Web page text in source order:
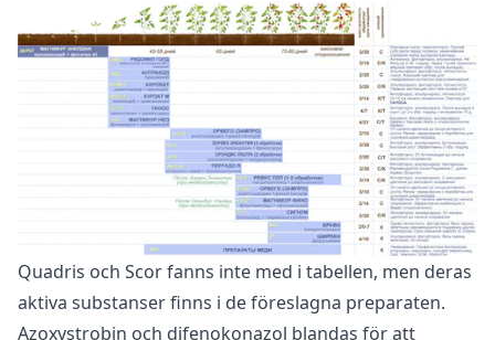
Quadris och Scor fanns inte med i tabellen, men deras
aktiva substanser finns i de föreslagna preparaten.
Azoxystrobin och difenokonazol blandas för att